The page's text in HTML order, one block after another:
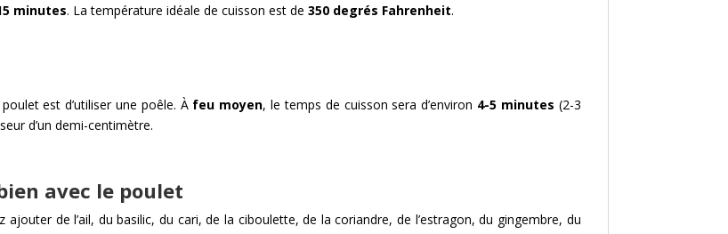
minutes. La température idéale de cuisson est de350 degrés Fahrenheit.
est d’utiliser une poêle. À feu moyen, le temps de cuisson sera d’environ 4-5 minutes (2-3
d’un demi-centimètre.
avec le poulet
de l’ail, du basilic, du cari, de la ciboulette, de la coriandre, de l’estragon, du gingembre, du